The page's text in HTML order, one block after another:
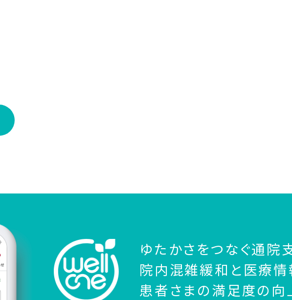
ゆたかさをつなぐ通院
院内混雑緩和と医療情
患者さまの満足度の向